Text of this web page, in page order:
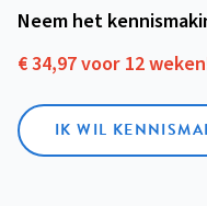
Neem het
€ 34,97 voor 12
IK WIL